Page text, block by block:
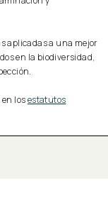
aplicadas a una mejor
en la biodiversidad,
losestatutos